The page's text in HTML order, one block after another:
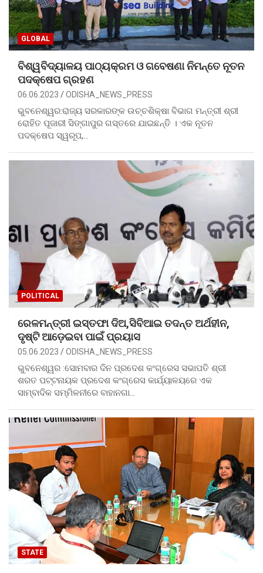
GLOBAL
ବିଶ୍ୱବିଦ୍ୟାଳୟ ପାଠ୍ୟକ୍ରମ ଓ ଗବେଷଣା ନିମନ୍ତେ ନୂତନ
ପଦକ୍ଷେପ ଗ୍ରହଣ
06.06.2023 ODISHA_NEWS_PRESS
ଭୁବନେଶ୍ୱର:ରାଜ୍ୟ ସରକାରଙ୍କ ଉଚ୍ଚଶିକ୍ଷା ବିଭାଗ ମନ୍ତ୍ରୀ ଶ୍ରୀ
ରୋହିତ ପୂଜାରୀ ସିଙ୍ଗାପୁର ଗସ୍ତରେ ଯାଇଛନ୍ତି । ଏକ ନୂତନ
ପଦକ୍ଷେପ ସ୍ୱରୂପ,…
POLITICAL
ରେଳମନ୍ତ୍ରୀ ଇସ୍ତଫା ଦିଅ,ସିବିଆଇ ତଦନ୍ତ ଅର୍ଥହୀନ,
ଦୃଷ୍ଟି ଆଡ଼େଇବା ପାଇଁ ପ୍ରୟାସ
05.06.2023 ODISHA_NEWS_PRESS
ଭୁବନେଶ୍ୱର :ସୋମବାର ଦିନ ପ୍ରଦେଶ କଂଗ୍ରେସ ସଭାପତି ଶ୍ରୀ
ଶରତ ପଟ୍ଟନାୟକ ପ୍ରଦେଶ କଂଗ୍ରେସ କାର୍ଯ୍ୟାଳୟରେ ଏକ
ସାମ୍ବାଦିକ ସମ୍ମିଳନୀରେ ବାହାନଗା…
STATE